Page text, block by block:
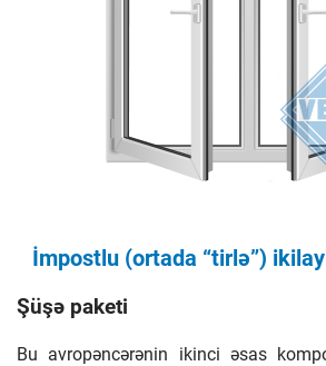
İmpostlu (ortada “tirlə”)
Şüşə paketi
Bu avropəncərənin ikinci əsas